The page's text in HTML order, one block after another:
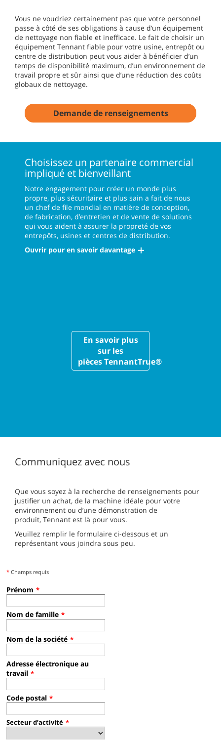
Vous ne voudriez certainement pas que votre personnel
passe à côté de ses obligations à cause d’un équipement
de nettoyage non fiable et inefficace. Le fait de choisir un
équipement Tennant fiable pour votre usine, entrepôt ou
centre de distribution peut vous aider à bénéficier d’un
temps de disponibilité maximum, d’un environnement de
travail propre et sûr ainsi que d’une réduction des coûts
globaux de nettoyage.
Demande de renseignements
Choisissez un partenaire commercial
impliqué et bienveillant
Notre engagement pour créer un monde plus
propre, plus sécuritaire et plus sain a fait de nous
un chef de file mondial en matière de conception,
de fabrication, d’entretien et de vente de solutions
qui vous aident à assurer la propreté de vos
entrepôts, usines et centres de distribution.
Ouvrir pour en savoir davantage
En savoir plus
sur les
pièces TennantTrue®
Communiquez avec nous
Que vous soyez à la recherche de renseignements pour
justifier un achat, de la machine idéale pour votre
environnement ou d’une démonstration de
produit, Tennant est là pour vous.
Veuillez remplir le formulaire ci-dessous et un
représentant vous joindra sous peu.
* Champs requis
Prénom *
Nom de famille *
Nom de la société *
Adresse électronique au
travail *
Code postal *
Secteur d’activité *